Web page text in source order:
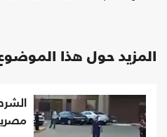
المزيد حول هذا